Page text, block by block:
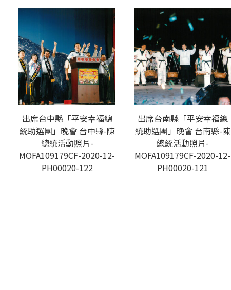
出席台中縣「平安幸福總
統助選團」晚會 台中縣-陳
總統活動照片-
MOFA109179CF-2020-12-
PH00020-122
出席台南縣「平安幸福總
統助選團」晚會 台南縣-陳
總統活動照片-
MOFA109179CF-2020-12-
PH00020-121